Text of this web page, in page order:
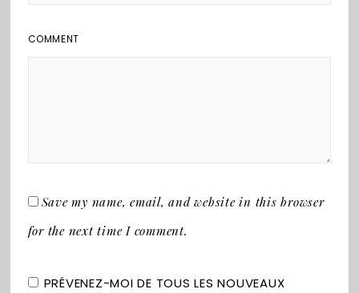
COMMENT
Save my name, email, and website in this browser
for the next time I comment.
PRÉVENEZ-MOI DE TOUS LES NOUVEAUX